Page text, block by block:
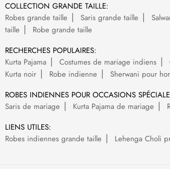
COLLECTION GRANDE TAILLE:
Robes grande taille
Saris grande taille
taille
Robe grande taille
RECHERCHES POPULAIRES:
Kurta Pajama
Costumes de mariage indiens
Kurta noir
Robe indienne Sherwani pour
ROBES INDIENNES POUR OCCASIONS
Saris de mariage
Kurta Pajama de mariage
LIENS UTILES:
Robes indiennes grande taille
Lehenga Choli